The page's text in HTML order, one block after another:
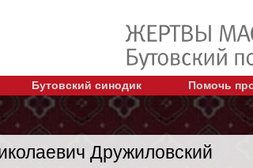
Бутовский синодик Помочь
Дружиловский